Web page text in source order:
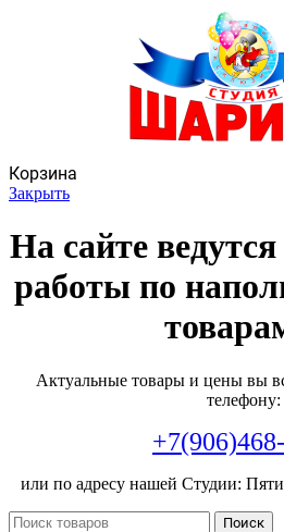
Корзина
Закрыть
На сайте
работы по
Актуальные товары и цены вы
телефону:
или по адресу нашей Студии:
Поиск